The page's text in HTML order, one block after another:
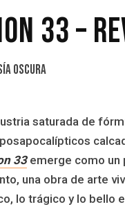
33 –
oscura
saturada de
33emerge como un
una obra de arte
lo trágico y lo bello